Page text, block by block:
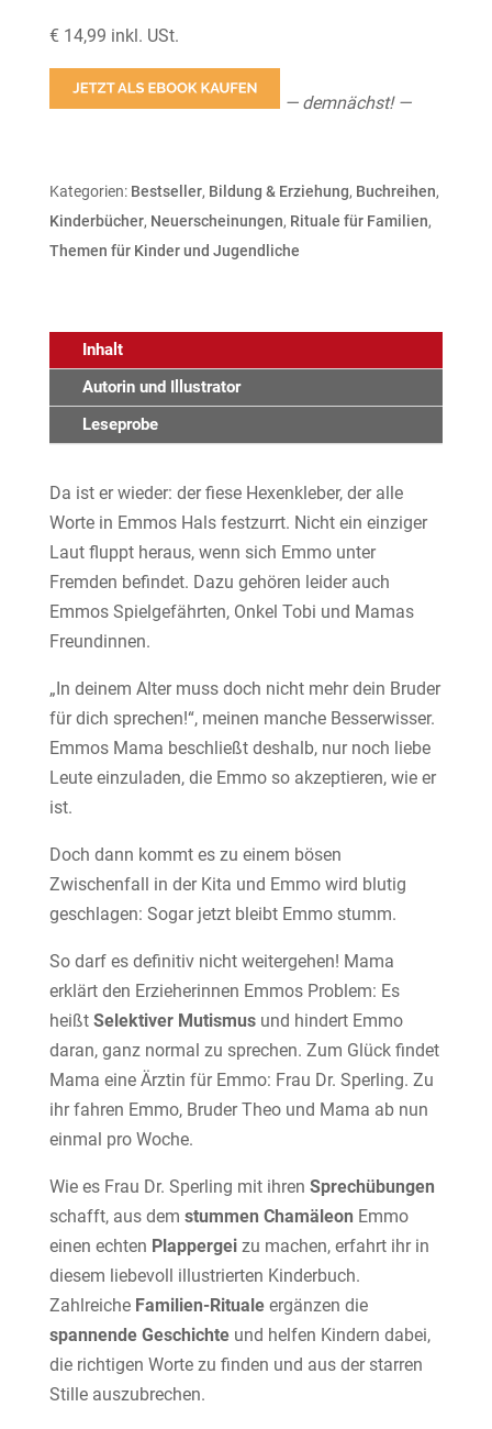
€ 14,99 inkl. USt.
— demnächst! —
Kategorien: Bestseller, Bildung & Erziehung, Buchreihen,
Kinderbücher, Neuerscheinungen, Rituale für Familien,
Themen für Kinder und Jugendliche
Inhalt
Autorin und Illustrator
Leseprobe
Da ist er wieder: der fiese Hexenkleber, der alle
Worte in Emmos Hals festzurrt. Nicht ein einziger
Laut fluppt heraus, wenn sich Emmo unter
Fremden befindet. Dazu gehören leider auch
Emmos Spielgefährten, Onkel Tobi und Mamas
Freundinnen.
„In deinem Alter muss doch nicht mehr dein Bruder
für dich sprechen!“, meinen manche Besserwisser.
Emmos Mama beschließt deshalb, nur noch liebe
Leute einzuladen, die Emmo so akzeptieren, wie er
ist.
Doch dann kommt es zu einem bösen
Zwischenfall in der Kita und Emmo wird blutig
geschlagen: Sogar jetzt bleibt Emmo stumm.
So darf es definitiv nicht weitergehen! Mama
erklärt den Erzieherinnen Emmos Problem: Es
heißt Selektiver Mutismusund hindert Emmo
daran, ganz normal zu sprechen. Zum Glück findet
Mama eine Ärztin für Emmo: Frau Dr. Sperling. Zu
ihr fahren Emmo, Bruder Theo und Mama ab nun
einmal pro Woche.
Wie es Frau Dr. Sperling mit ihren Sprechübungen
schafft, aus dem stummen Chamäleon Emmo
einen echten Plappergeizu machen, erfahrt ihr in
diesem liebevoll illustrierten Kinderbuch.
Zahlreiche Familien-Ritualeergänzen die
spannende Geschichteund helfen Kindern dabei,
die richtigen Worte zu finden und aus der starren
Stille auszubrechen.